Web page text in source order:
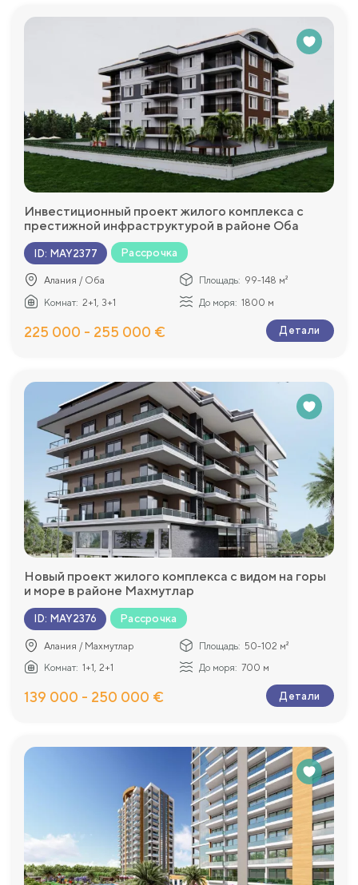
Инвестиционный проект жилого комплекса с
престижной инфраструктурой в районе Оба
ID: MAY2377 Рассрочка
Алания / Оба Площадь: 99-148 м²
Комнат: 2+1, 3+1 До моря: 1800 м
225 000 - 255 000 € Детали
Новый проект жилого комплекса с видом на горы
и море в районе Махмутлар
ID: MAY2376 Рассрочка
Алания / Махмутлар Площадь: 50-102 м²
Комнат: 1+1, 2+1 До моря: 700 м
139 000 - 250 000 € Детали